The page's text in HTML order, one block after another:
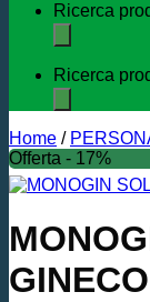
Ricerca
Ricerca
Home /
Offerta - 17%